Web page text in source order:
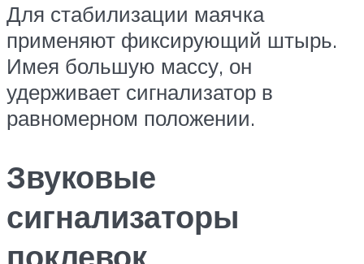
Для стабилизации маячка
применяют фиксирующий штырь.
Имея большую массу, он
удерживает сигнализатор в
равномерном положении.
Звуковые
сигнализаторы